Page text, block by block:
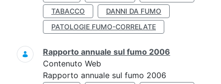
TABACCO
DANNI DA FUMO
PATOLOGIE FUMO-CORRELATE
Rapporto annuale sul fumo 2006
Contenuto Web
Rapporto annuale sul fumo 2006